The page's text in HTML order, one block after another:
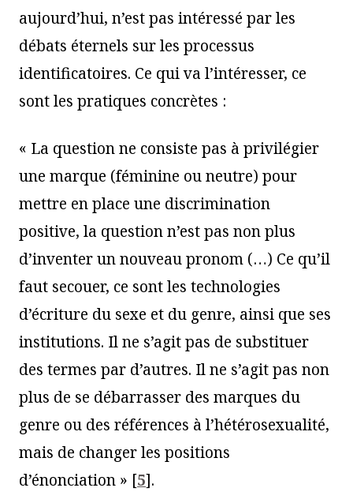
aujourd’hui, n’est pas intéressé par les
débats éternels sur les processus
identificatoires. Ce qui va l’intéresser, ce
sont les pratiques concrètes :
« La question ne consiste pas à privilégier
une marque (féminine ou neutre) pour
mettre en place une discrimination
positive, la question n’est pas non plus
d’inventer un nouveau pronom (…) Ce qu’il
faut secouer, ce sont les technologies
d’écriture du sexe et du genre, ainsi que ses
institutions. Il ne s’agit pas de substituer
des termes par d’autres. Il ne s’agit pas non
plus de se débarrasser des marques du
genre ou des références à l’hétérosexualité,
mais de changer les positions
d’énonciation » [5].